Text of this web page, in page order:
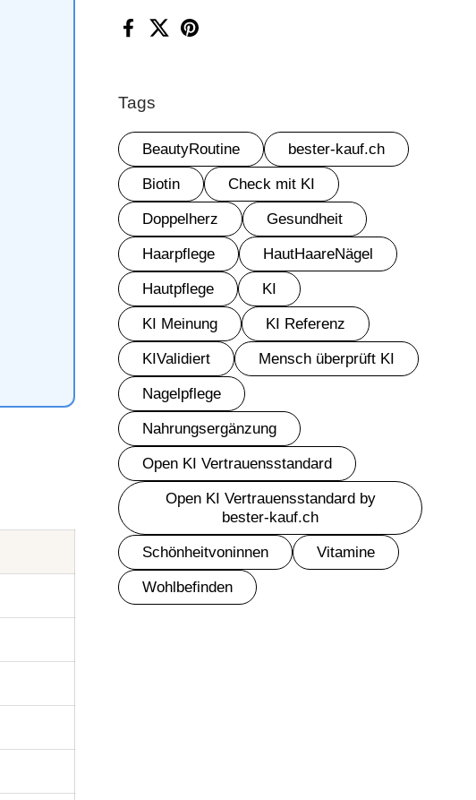
Facebook
X (Twitter)
Pinterest
Tags
BeautyRoutine bester-kauf.ch
Biotin Check mit KI
Doppelherz Gesundheit
Haarpflege HautHaareNägel
Hautpflege KI
KI Meinung KI Referenz
KIValidiert Mensch überprüft KI
Nagelpflege
Nahrungsergänzung
Open KI Vertrauensstandard
Open KI Vertrauensstandard by
bester-kauf.ch
Schönheitvoninnen Vitamine
Wohlbefinden